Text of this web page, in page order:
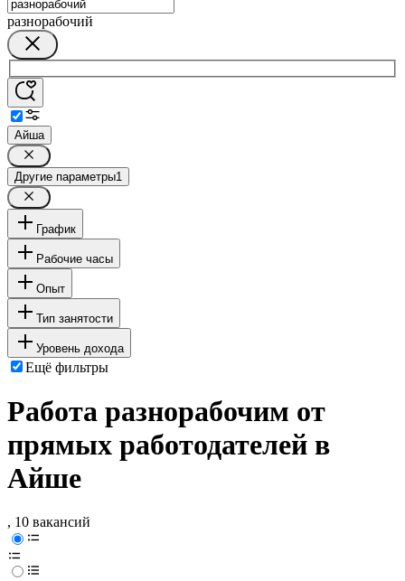
разнорабочий
Айша
Другие параметры1
График
Рабочие часы
Опыт
Тип занятости
Уровень дохода
Ещё фильтры
Работа разнорабочим от
прямых работодателей в
Айше
, 10 вакансий